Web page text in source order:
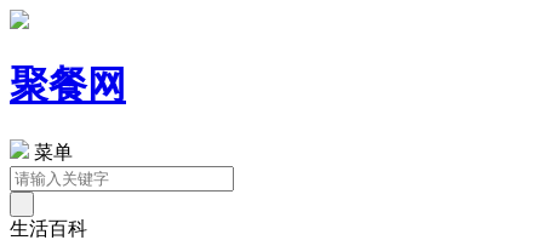
聚餐网
菜单
生活百科